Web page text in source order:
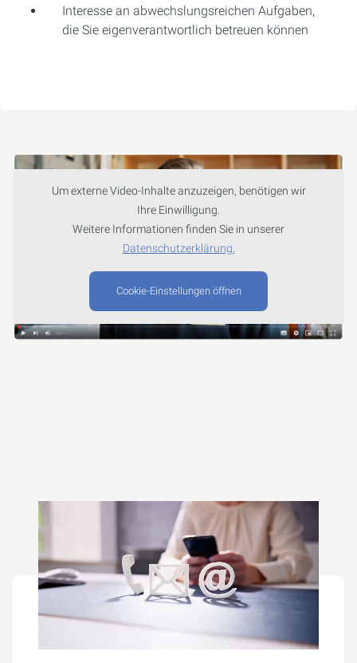
Interesse an abwechslungsreichen Aufgaben,
die Sie eigenverantwortlich betreuen können
Um externe Video-Inhalte anzuzeigen, benötigen wir
Ihre Einwilligung.
Weitere Informationen finden Sie in unserer
Datenschutzerklärung.
Cookie-Einstellungen öffnen